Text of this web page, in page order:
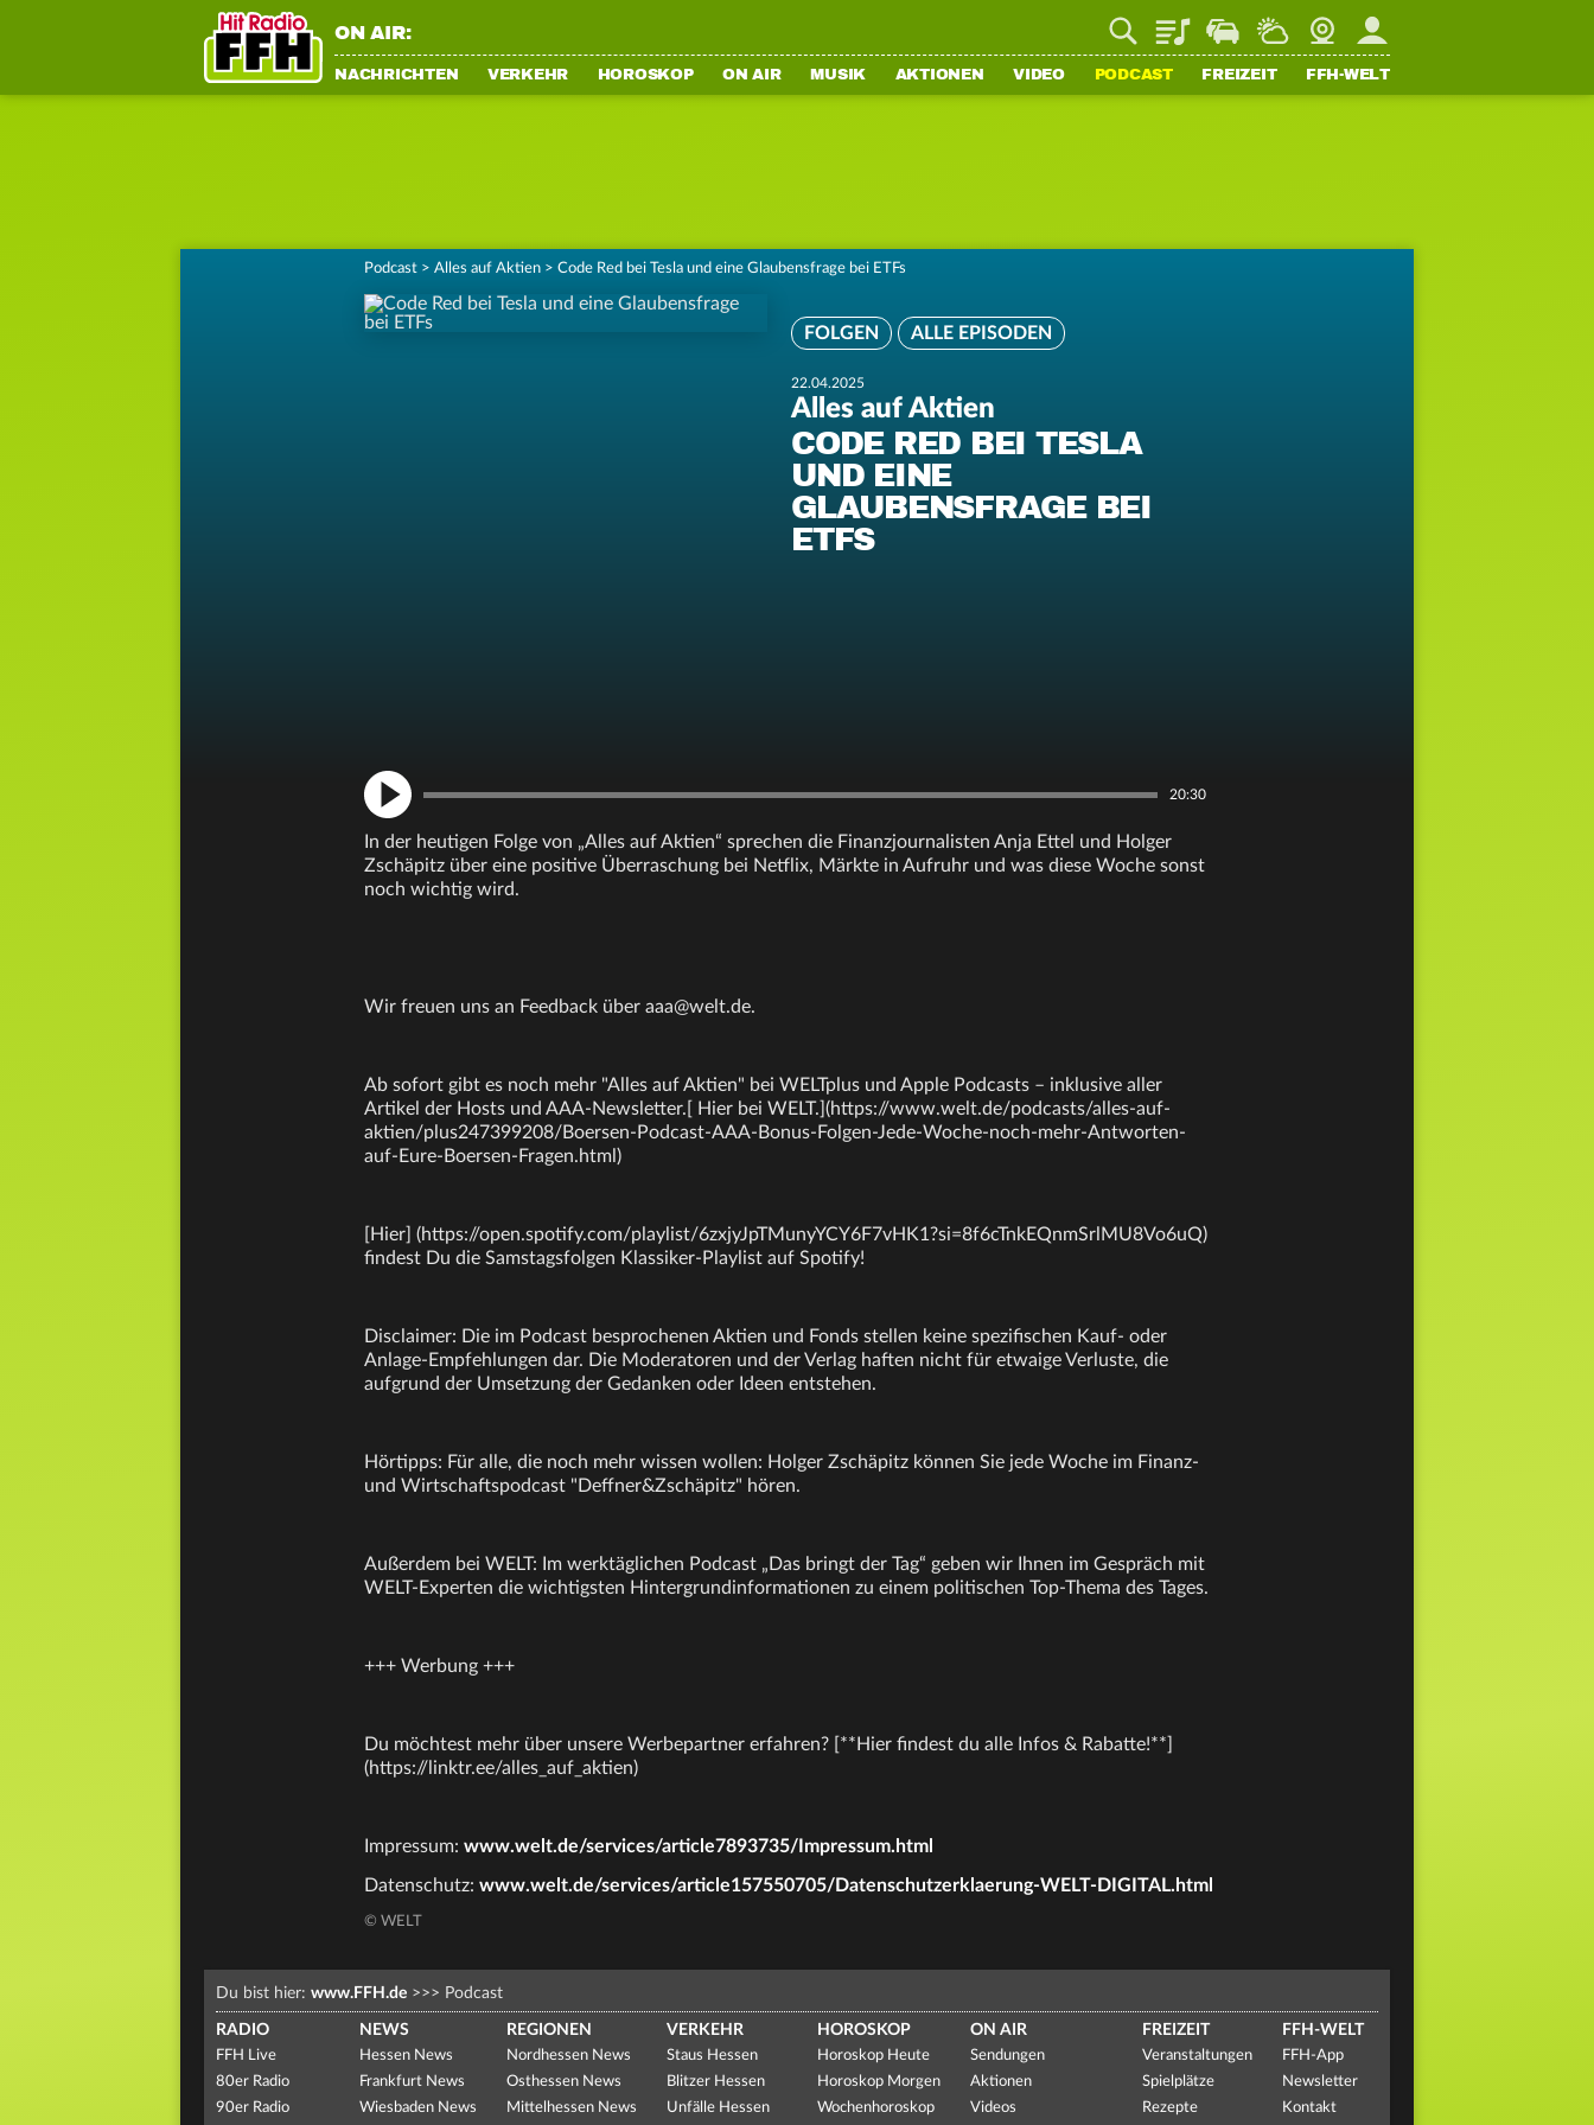
ON AIR: PlaylistStaupilotWetterWebcamMein FFH
NACHRICHTEN VERKEHR HOROSKOP ON AIR MUSIK AKTIONEN VIDEO PODCAST FREIZEIT FFH-WELT
Podcast > Alles auf Aktien > Code Red bei Tesla und eine Glaubensfrage bei ETFs
FOLGEN ALLE EPISODEN
22.04.2025
Alles auf Aktien
CODE RED BEI TESLA
UND EINE
GLAUBENSFRAGE BEI
ETFS
20:30
In der heutigen Folge von „Alles auf Aktien“ sprechen die Finanzjournalisten Anja Ettel und Holger
Zschäpitz über eine positive Überraschung bei Netflix, Märkte in Aufruhr und was diese Woche sonst
noch wichtig wird.
Wir freuen uns an Feedback über aaa@welt.de.
Ab sofort gibt es noch mehr "Alles auf Aktien" bei WELTplus und Apple Podcasts – inklusive aller
Artikel der Hosts und AAA-Newsletter.[ Hier bei WELT.](https://www.welt.de/podcasts/alles-auf-
aktien/plus247399208/Boersen-Podcast-AAA-Bonus-Folgen-Jede-Woche-noch-mehr-Antworten-
auf-Eure-Boersen-Fragen.html)
[Hier] (https://open.spotify.com/playlist/6zxjyJpTMunyYCY6F7vHK1?si=8f6cTnkEQnmSrlMU8Vo6uQ)
findest Du die Samstagsfolgen Klassiker-Playlist auf Spotify!
Disclaimer: Die im Podcast besprochenen Aktien und Fonds stellen keine spezifischen Kauf- oder
Anlage-Empfehlungen dar. Die Moderatoren und der Verlag haften nicht für etwaige Verluste, die
aufgrund der Umsetzung der Gedanken oder Ideen entstehen.
Hörtipps: Für alle, die noch mehr wissen wollen: Holger Zschäpitz können Sie jede Woche im Finanz-
und Wirtschaftspodcast "Deffner&Zschäpitz" hören.
Außerdem bei WELT: Im werktäglichen Podcast „Das bringt der Tag“ geben wir Ihnen im Gespräch mit
WELT-Experten die wichtigsten Hintergrundinformationen zu einem politischen Top-Thema des Tages.
+++ Werbung +++
Du möchtest mehr über unsere Werbepartner erfahren? [**Hier findest du alle Infos & Rabatte!**]
(https://linktr.ee/alles_auf_aktien)
Impressum: www.welt.de/services/article7893735/Impressum.html
Datenschutz: www.welt.de/services/article157550705/Datenschutzerklaerung-WELT-DIGITAL.html
© WELT
Du bist hier: www.FFH.de >>> Podcast
RADIO
FFH Live
80er Radio
90er Radio
NEWS
Hessen News
Frankfurt News
Wiesbaden News
REGIONEN
Nordhessen News
Osthessen News
Mittelhessen News
VERKEHR
Staus Hessen
Blitzer Hessen
Unfälle Hessen
HOROSKOP
Horoskop Heute
Horoskop Morgen
Wochenhoroskop
ON AIR
Sendungen
Aktionen
Videos
FREIZEIT
Veranstaltungen
Spielplätze
Rezepte
FFH-WELT
FFH-App
Newsletter
Kontakt